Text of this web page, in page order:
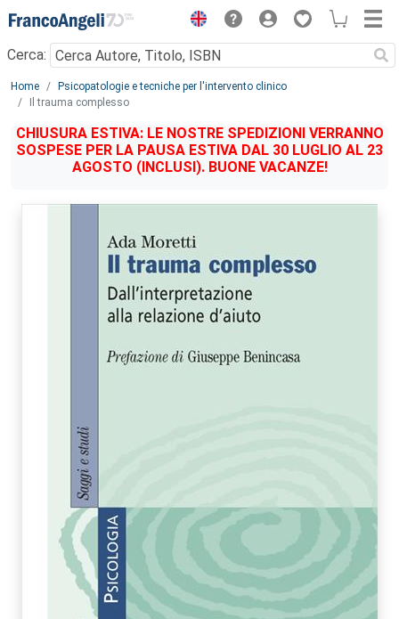
Menu
Cerca:
Main content
Home
Psicopatologie e tecniche per l'intervento clinico
Il trauma complesso
CHIUSURA ESTIVA: LE NOSTRE SPEDIZIONI VERRANNO
SOSPESE PER LA PAUSA ESTIVA DAL 30 LUGLIO AL 23
AGOSTO (INCLUSI). BUONE VACANZE!